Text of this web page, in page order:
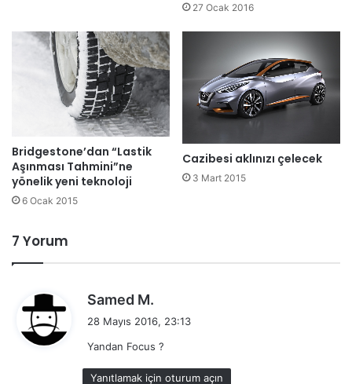
27 Ocak 2016
Bridgestone’dan “Lastik
Aşınması Tahmini”ne
yönelik yeni teknoloji
6 Ocak 2015
Cazibesi aklınızı çelecek
3 Mart 2015
7 Yorum
Samed M.
e
i
k
28 Mayıs 2016, 23:13
Yandan Focus ?
Yanıtlamak için oturum açın